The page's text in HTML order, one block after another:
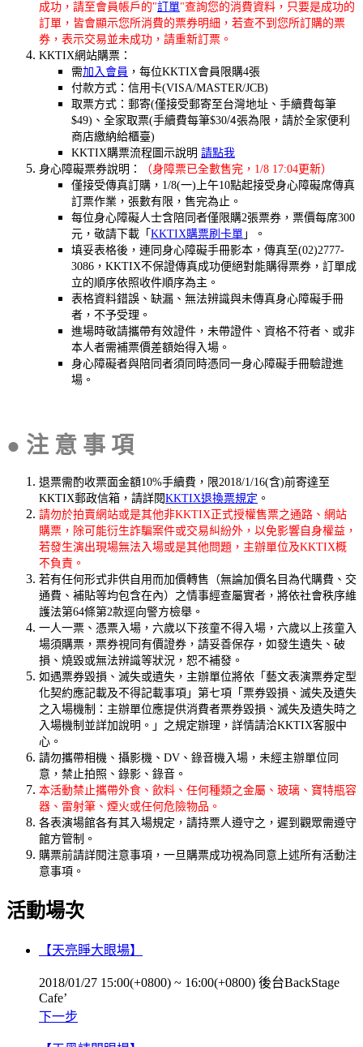
成功，請至會員帳戶的"訂單"查詢您的消費資料，只要是成功的
訂單，皆會顯示您所消費的票券明細，若查不到您所訂購的票
券，表示交易並未成功，請重新訂票。
KKTIX網站購票：
需加入會員 ，每位KKTIX會員限購4張
付款方式：信用卡(VISA/MASTER/JCB)
取票方式：郵寄(僅接受郵寄至台灣地址、手續費每筆
$49)、全家取票(手續費每筆$30/4張為限 ，請於全家便利
商店繳納給櫃臺)
KKTIX購票流程圖示說明 請點我
身心障礙票券說明：
（身障票已全數售完，1/8 17:04更新）
僅接受傳真訂購，1/8(一)上午10點起接受身心障礙席傳真
訂票作業，張數有限，售完為止。
每位身心障礙人士含陪同者僅限購2張票券，票價每席300
元，敬請下載「 KKTIX購票刷卡單 」。
填妥表格後，連同身心障礙手冊影本，傳真至(02)2777-
3086 ，KKTIX不保證傳真成功便絕對能購得票券，訂單成
立的順序依照收件順序為主。
表格資料錯誤、缺漏、無法辨識與未傳真身心障礙手冊
者，不予受理。
進場時敬請攜帶有效證件，未帶證件、資格不符者、或非
本人者需補票價差額始得入場。
身心障礙者與陪同者須同時憑同一身心障礙手冊驗證進
場。
● 注 意 事 項
退票需酌收票面金額10%手續費，限2018/1/16(含)前寄達至
KKTIX郵政信箱，請詳閱KKTIX退換票規定 。
請勿於拍賣網站或是其他非KKTIX正式授權售票之通路、網站
購票，除可能衍生詐騙案件或交易糾紛外，以免影響自身權益，
若發生演出現場無法入場或是其他問題，主辦單位及KKTIX概
不負責。
若有任何形式非供自用而加價轉售（無論加價名目為代購費、交
通費、補貼等均包含在內）之情事經查屬實者，將依社會秩序維
護法第64條第2款逕向警方檢舉。
一人一票、憑票入場，六歲以下孩童不得入場，六歲以上孩童入
場須購票，票券視同有價證券，請妥善保存，如發生遺失、破
損、燒毀或無法辨識等狀況，恕不補發。
如遇票券毀損、滅失或遺失，主辦單位將依「藝文表演票券定型
化契約應記載及不得記載事項」第七項「票券毀損、滅失及遺失
之入場機制：主辦單位應提供消費者票券毀損、滅失及遺失時之
入場機制並詳加說明。」之規定辦理，詳情請洽KKTIX客服中
心。
請勿攜帶相機、攝影機、DV、錄音機入場，未經主辦單位同
意，禁止拍照、錄影、錄音。
本活動禁止攜帶外食、飲料、任何種類之金屬、玻璃、寶特瓶容
器、雷射筆、煙火或任何危險物品。
各表演場館各有其入場規定，請持票人遵守之，遲到觀眾需遵守
館方管制。
購票前請詳閱注意事項，一旦購票成功視為同意上述所有活動注
意事項。
活動場次
【天亮睜大眼場】
2018/01/27 15:00(+0800) ~ 16:00(+0800) 後台BackStage
Cafe’
下一步